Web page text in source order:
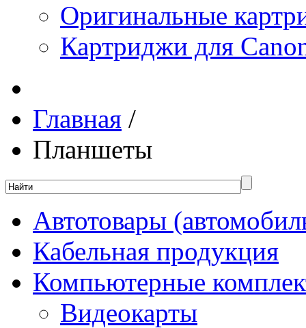
Оригинальные
Картриджи для
Главная /
Планшеты
Автотовары
Кабельная продукция
Компьютерные
Видеокарты